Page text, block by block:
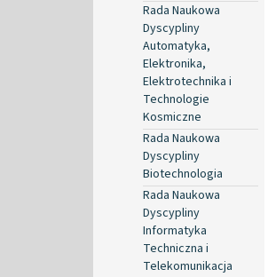
Rada Naukowa
Dyscypliny
Automatyka,
Elektronika,
Elektrotechnika i
Technologie
Kosmiczne
Rada Naukowa
Dyscypliny
Biotechnologia
Rada Naukowa
Dyscypliny
Informatyka
Techniczna i
Telekomunikacja